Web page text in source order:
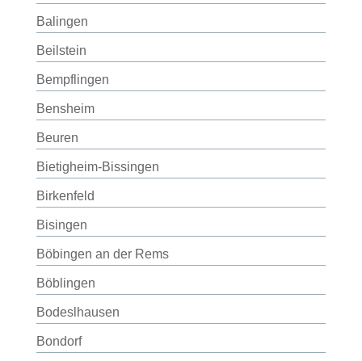
Balingen
Beilstein
Bempflingen
Bensheim
Beuren
Bietigheim-Bissingen
Birkenfeld
Bisingen
Böbingen an der Rems
Böblingen
Bodeslhausen
Bondorf